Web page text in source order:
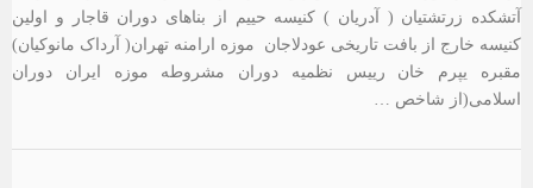
آتشکده زرتشتیان ( آدریان ) کنیسه حییم از بناهای دوران قاجار و اولین
کنیسه خارج از بافت تاریخی عودلاجان موزه ارامنه تهران( آرداک مانوکیان)
مقبره یپرم خان رییس نظمیه دوران مشروطه موزه ایران دوران
اسلامی(از شاخص …